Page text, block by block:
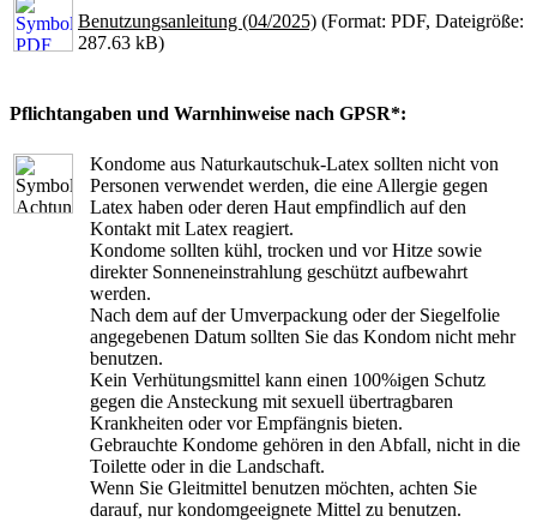
Benutzungsanleitung (04/2025) (Format: PDF, Dateigröße:
287.63 kB)
Pflichtangaben und Warnhinweise nach GPSR*:
Kondome aus Naturkautschuk-Latex sollten nicht von
Personen verwendet werden, die eine Allergie gegen
Latex haben oder deren Haut empfindlich auf den
Kontakt mit Latex reagiert.
Kondome sollten kühl, trocken und vor Hitze sowie
direkter Sonneneinstrahlung geschützt aufbewahrt
werden.
Nach dem auf der Umverpackung oder der Siegelfolie
angegebenen Datum sollten Sie das Kondom nicht mehr
benutzen.
Kein Verhütungsmittel kann einen 100%igen Schutz
gegen die Ansteckung mit sexuell übertragbaren
Krankheiten oder vor Empfängnis bieten.
Gebrauchte Kondome gehören in den Abfall, nicht in die
Toilette oder in die Landschaft.
Wenn Sie Gleitmittel benutzen möchten, achten Sie
darauf, nur kondomgeeignete Mittel zu benutzen.